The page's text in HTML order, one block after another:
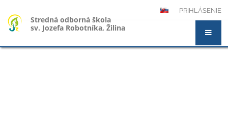
PRIHLÁSENIE
Stredná odborná škola
sv. Jozefa Robotníka, Žilina